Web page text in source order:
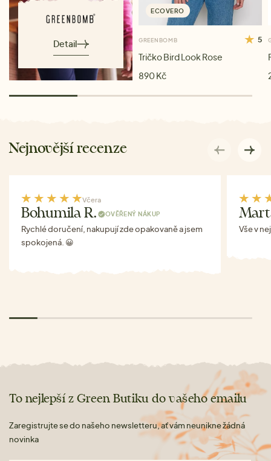
Detail
ECOVERO
GREENBOMB 5
Tričko Bird Look Rose
890 Kč
Nejnovější recenze
Včera
Bohumila R. OVĚŘENÝ NÁKUP
Rychlé doručení, nakupují zde opakovaně a jsem
spokojená. 😀
Vše v
To nejlepší z Green Butiku do vašeho emailu
Zaregistrujte se do našeho newsletteru, ať vám neunikne žádná
novinka